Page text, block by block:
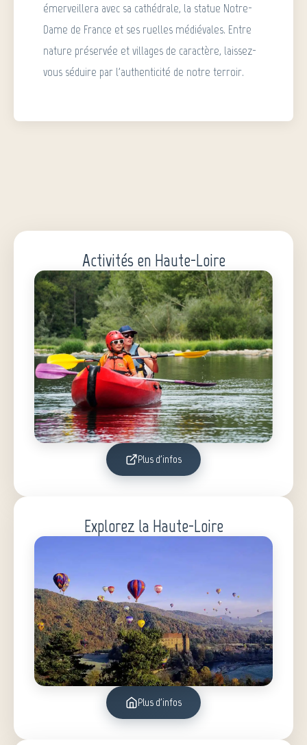
émerveillera avec sa cathédrale, la statue Notre-
Dame de France et ses ruelles médiévales. Entre
nature préservée et villages de caractère, laissez-
vous séduire par l'authenticité de notre terroir.
Activités en Haute-Loire
Plus d'infos
Explorez la Haute-Loire
Plus d'infos